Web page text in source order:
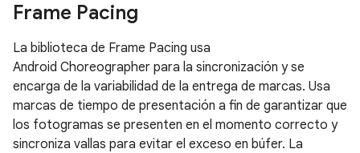
Frame Pacing
La biblioteca de Frame Pacing usa
Android Choreographer para la sincronización y se
encarga de la variabilidad de la entrega de marcas. Usa
marcas de tiempo de presentación a fin de garantizar que
los fotogramas se presenten en el momento correcto y
sincroniza vallas para evitar el exceso en búfer. La